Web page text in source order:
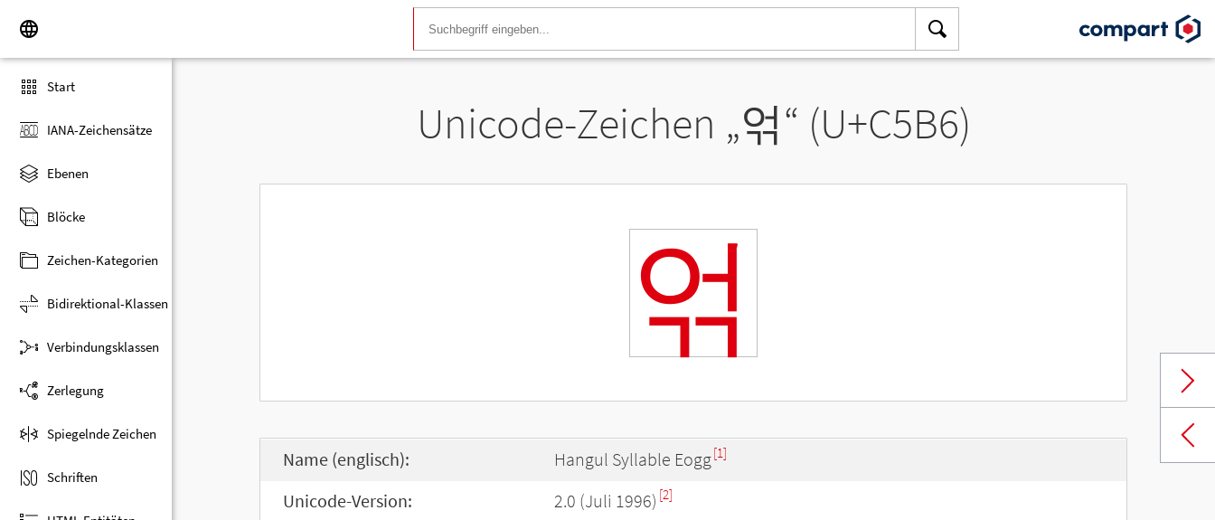
Start
IANA-Zeichensätze
Ebenen
Blöcke
Zeichen-Kategorien
Bidirektional-Klassen
Verbindungsklassen
Zerlegung
Spiegelnde Zeichen
Schriften
Unicode-Zeichen „얶“ (U+C5B6)
얶
Name (englisch): Hangul Syllable Eogg[1]
Unicode-Version: 2.0 (Juli 1996) [2]